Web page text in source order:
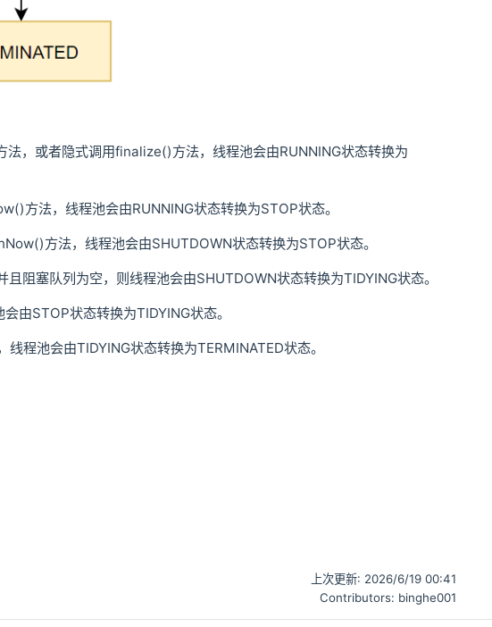
，或者隐式调用finalize()方法，线程池会由RUNNING状态转换为
方法，线程池会由RUNNING状态转换为STOP状态。
方法，线程池会由SHUTDOWN状态转换为STOP状态。
阻塞队列为空，则线程池会由SHUTDOWN状态转换为TIDYING状态。
由STOP状态转换为TIDYING状态。
程池会由TIDYING状态转换为TERMINATED状态。
上次更新: 2026/6/19 00:41
Contributors: binghe001